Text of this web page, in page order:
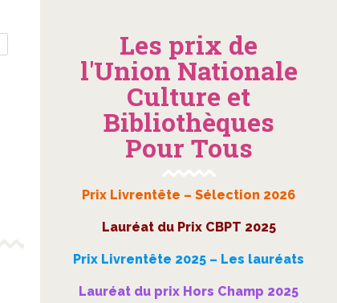
Les prix de
l'Union Nationale
Culture et
Bibliothèques
Pour Tous
Prix Livrentête – Sélection 2026
Lauréat du Prix CBPT 2025
Prix Livrentête 2025 – Les lauréats
Lauréat du prix Hors Champ 2025